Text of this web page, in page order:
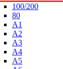
100/200
80
A1
A2
A3
A4
A5